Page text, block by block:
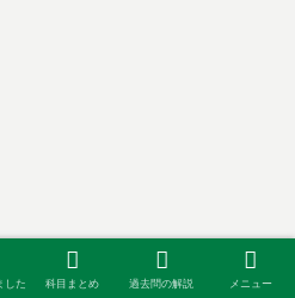
した 科目まとめ 過去問の解説 メニュー